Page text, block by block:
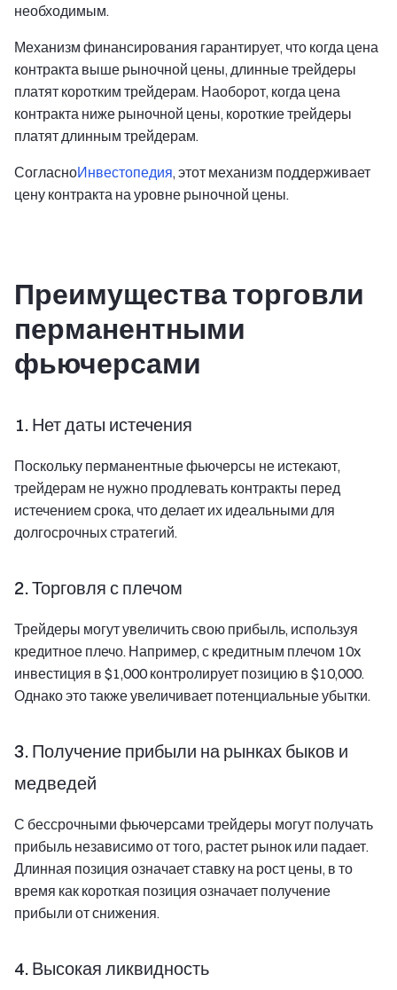
необходимым.
Механизм финансирования гарантирует, что когда цена
контракта выше рыночной цены, длинные трейдеры
платят коротким трейдерам. Наоборот, когда цена
контракта ниже рыночной цены, короткие трейдеры
платят длинным трейдерам.
СогласноИнвестопедия, этот механизм поддерживает
цену контракта на уровне рыночной цены.
Преимущества торговли
перманентными
фьючерсами
1. Нет даты истечения
Поскольку перманентные фьючерсы не истекают,
трейдерам не нужно продлевать контракты перед
истечением срока, что делает их идеальными для
долгосрочных стратегий.
2. Торговля с плечом
Трейдеры могут увеличить свою прибыль, используя
кредитное плечо. Например, с кредитным плечом 10x
инвестиция в $1,000 контролирует позицию в $10,000.
Однако это также увеличивает потенциальные убытки.
3. Получение прибыли на рынках быков и
медведей
С бессрочными фьючерсами трейдеры могут получать
прибыль независимо от того, растет рынок или падает.
Длинная позиция означает ставку на рост цены, в то
время как короткая позиция означает получение
прибыли от снижения.
4. Высокая ликвидность